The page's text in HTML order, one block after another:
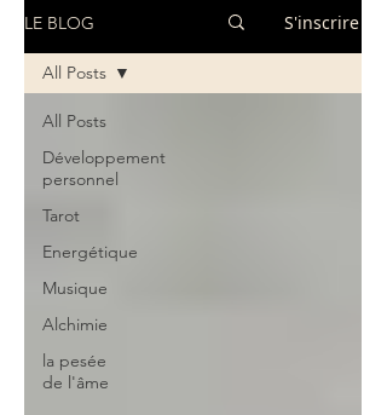
LE BLOG S'inscrire
All Posts
Développement
personnel
Tarot
Energétique
Musique
Alchimie
la pesée
de l'âme
All Posts